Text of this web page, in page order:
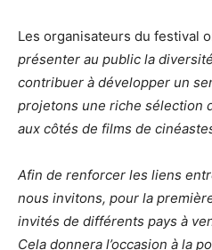
Les organisateurs du festival
présenter au public la
contribuer à développer un
projetons une riche sélection
aux côtés de films de
Afin de renforcer les liens
nous invitons, pour la
invités de différents pays à
Cela donnera l’occasion à la